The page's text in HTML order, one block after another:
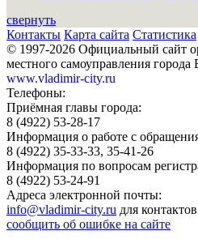
свернуть
Контакты Карта сайта Статистика
© 1997-2026 Официальный сайт
местного самоуправления города
www.vladimir-city.ru
Телефоны:
Приёмная главы города:
8 (4922) 53-28-17
Информация о работе с
8 (4922) 35-33-33, 35-41-26
Информация по вопросам
8 (4922) 53-24-91
Адреса электронной почты:
info@vladimir-city.ru для
сообщить об ошибке на сайте